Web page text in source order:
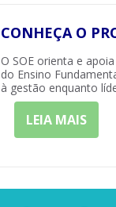
CONHEÇA O
O SOE orienta e
do Ensino
à gestão enquanto
LEIA MAIS